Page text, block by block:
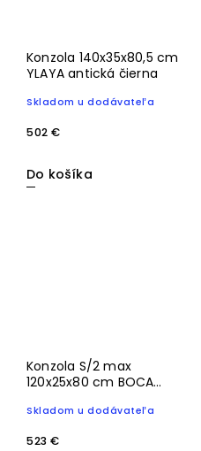
Konzola 140x35x80,5 cm
YLAYA antická čierna
Skladom u dodávateľa
502 €
Do košíka
Konzola S/2 max
120x25x80 cm BOCA
mravenčierna matná
Skladom u dodávateľa
523 €